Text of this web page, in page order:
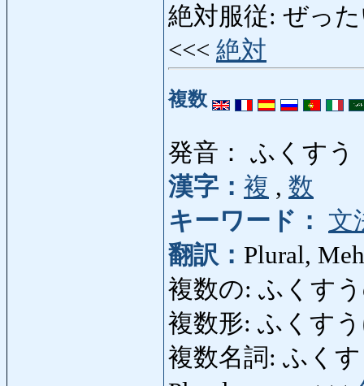
絶対服従: ぜった
<<< 絶対
複数
発音： ふくすう
漢字： 複 , 数
キーワード：
文
翻訳： Plural,
複数の: ふくす
複数形: ふくす
複数名詞: ふく